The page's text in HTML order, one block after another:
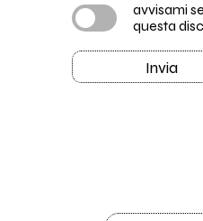
avvisami
questa
Invia